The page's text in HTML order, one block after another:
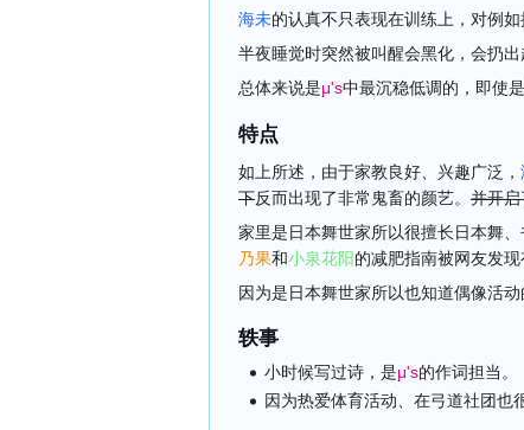
海未的认真不只表现在训练上，对例
半夜睡觉时突然被叫醒会黑化，会扔出
总体来说是μ's中最沉稳低调的，即使
特点
如上所述，由于家教良好、兴趣广泛，
下反而出现了非常鬼畜的颜艺。 并开
家里是日本舞世家所以很擅长日本舞
乃果和小泉花阳的减肥指南被网友发现
因为是日本舞世家所以也知道偶像活
轶事
小时候写过诗，是μ's的作词担当。
因为热爱体育活动、在弓道社团也